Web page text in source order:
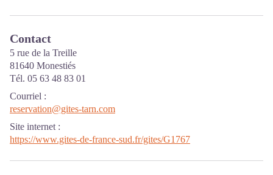
Contact
5 rue de la Treille
81640 Monestiés
Tél. 05 63 48 83 01
Courriel :
reservation@gites-tarn.com
Site internet :
https://www.gites-de-france-sud.fr/gites/G1767